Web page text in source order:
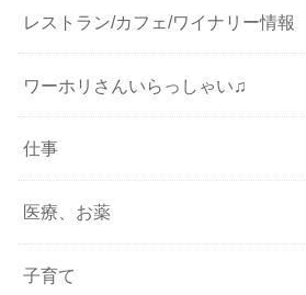
レストラン/カフェ/ワイナリー情報
ワーホリさんいらっしゃい♫
仕事
医療、お薬
子育て